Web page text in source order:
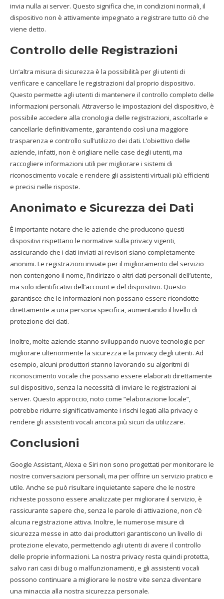
invia nulla ai server. Questo significa che, in condizioni normali, il
dispositivo non è attivamente impegnato a registrare tutto ciò che
viene detto.
Controllo delle Registrazioni
Un’altra misura di sicurezza è la possibilità per gli utenti di
verificare e cancellare le registrazioni dal proprio dispositivo.
Questo permette agli utenti di mantenere il controllo completo delle
informazioni personali. Attraverso le impostazioni del dispositivo, è
possibile accedere alla cronologia delle registrazioni, ascoltarle e
cancellarle definitivamente, garantendo così una maggiore
trasparenza e controllo sull’utilizzo dei dati. L’obiettivo delle
aziende, infatti, non è origliare nelle case degli utenti, ma
raccogliere informazioni utili per migliorare i sistemi di
riconoscimento vocale e rendere gli assistenti virtuali più efficienti
e precisi nelle risposte.
Anonimato e Sicurezza dei Dati
È importante notare che le aziende che producono questi
dispositivi rispettano le normative sulla privacy vigenti,
assicurando che i dati inviati ai revisori siano completamente
anonimi. Le registrazioni inviate per il miglioramento del servizio
non contengono il nome, l’indirizzo o altri dati personali dell’utente,
ma solo identificativi dell’account e del dispositivo. Questo
garantisce che le informazioni non possano essere ricondotte
direttamente a una persona specifica, aumentando il livello di
protezione dei dati.
Inoltre, molte aziende stanno sviluppando nuove tecnologie per
migliorare ulteriormente la sicurezza e la privacy degli utenti. Ad
esempio, alcuni produttori stanno lavorando su algoritmi di
riconoscimento vocale che possano essere elaborati direttamente
sul dispositivo, senza la necessità di inviare le registrazioni ai
server. Questo approccio, noto come “elaborazione locale”,
potrebbe ridurre significativamente i rischi legati alla privacy e
rendere gli assistenti vocali ancora più sicuri da utilizzare.
Conclusioni
Google Assistant, Alexa e Siri non sono progettati per monitorare le
nostre conversazioni personali, ma per offrire un servizio pratico e
utile. Anche se può risultare inquietante sapere che le nostre
richieste possono essere analizzate per migliorare il servizio, è
rassicurante sapere che, senza le parole di attivazione, non c’è
alcuna registrazione attiva. Inoltre, le numerose misure di
sicurezza messe in atto dai produttori garantiscono un livello di
protezione elevato, permettendo agli utenti di avere il controllo
delle proprie informazioni. La nostra privacy resta quindi protetta,
salvo rari casi di bug o malfunzionamenti, e gli assistenti vocali
possono continuare a migliorare le nostre vite senza diventare
una minaccia alla nostra sicurezza personale.